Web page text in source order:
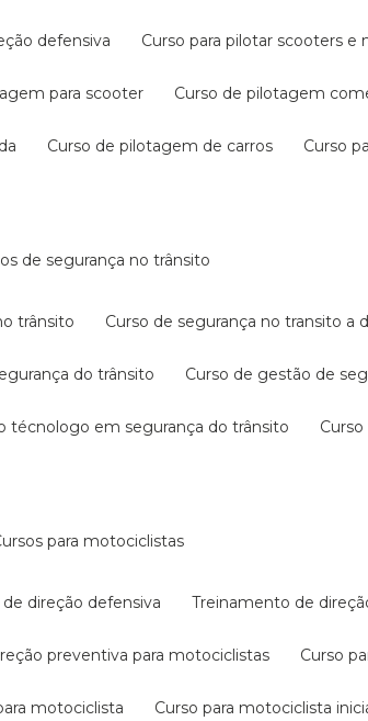
defensiva curso para pilotar scooters
para scooter curso de pilotagem
curso de pilotagem de carros curso
de segurança no trânsito
trânsito curso de segurança no transito a
do trânsito curso de gestão de
técnologo em segurança do trânsito
cursos para motociclistas
de direção defensiva treinamento de
preventiva para motociclistas curso
motociclista curso para motociclista